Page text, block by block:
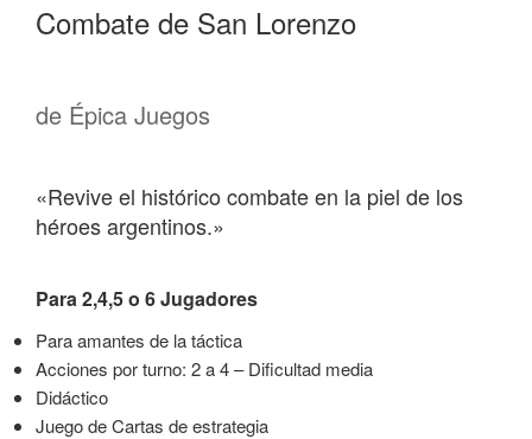
Combate de San Lorenzo
de Épica Juegos
«Revive el histórico combate en la piel de los
héroes argentinos.»
Para 2,4,5 o 6 Jugadores
Para amantes de la táctica
Acciones por turno: 2 a 4 – Dificultad media
Didáctico
Juego de Cartas de estrategia